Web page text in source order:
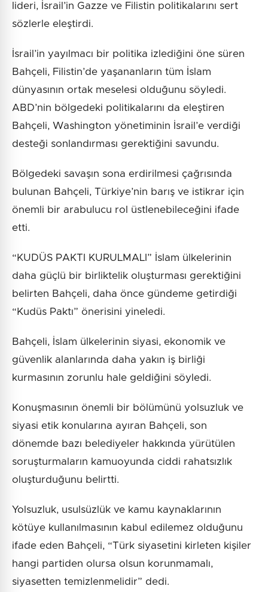
lideri, İsrail’in Gazze ve Filistin politikalarını sert
sözlerle eleştirdi.
İsrail’in yayılmacı bir politika izlediğini öne süren
Bahçeli, Filistin’de yaşananların tüm İslam
dünyasının ortak meselesi olduğunu söyledi.
ABD’nin bölgedeki politikalarını da eleştiren
Bahçeli, Washington yönetiminin İsrail’e verdiği
desteği sonlandırması gerektiğini savundu.
Bölgedeki savaşın sona erdirilmesi çağrısında
bulunan Bahçeli, Türkiye’nin barış ve istikrar için
önemli bir arabulucu rol üstlenebileceğini ifade
etti.
“KUDÜS PAKTI KURULMALI” İslam ülkelerinin
daha güçlü bir birliktelik oluşturması gerektiğini
belirten Bahçeli, daha önce gündeme getirdiği
“Kudüs Paktı” önerisini yineledi.
Bahçeli, İslam ülkelerinin siyasi, ekonomik ve
güvenlik alanlarında daha yakın iş birliği
kurmasının zorunlu hale geldiğini söyledi.
Konuşmasının önemli bir bölümünü yolsuzluk ve
siyasi etik konularına ayıran Bahçeli, son
dönemde bazı belediyeler hakkında yürütülen
soruşturmaların kamuoyunda ciddi rahatsızlık
oluşturduğunu belirtti.
Yolsuzluk, usulsüzlük ve kamu kaynaklarının
kötüye kullanılmasının kabul edilemez olduğunu
ifade eden Bahçeli, “Türk siyasetini kirleten kişiler
hangi partiden olursa olsun korunmamalı,
siyasetten temizlenmelidir” dedi.